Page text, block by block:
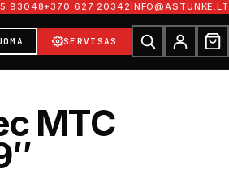
93048+370 627 20342INFO@ASTUNKE.LT
SERVISAS
MTC